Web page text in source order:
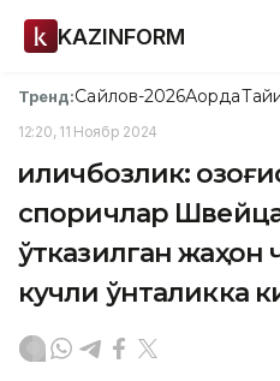
KAZINFORM
Тренд:Сайлов-2026Ақорда
12:20, 11 Ноябр 2024
Қиличбозлик:
споричлар
ўтказилган жаҳон
кучли ўнталикка